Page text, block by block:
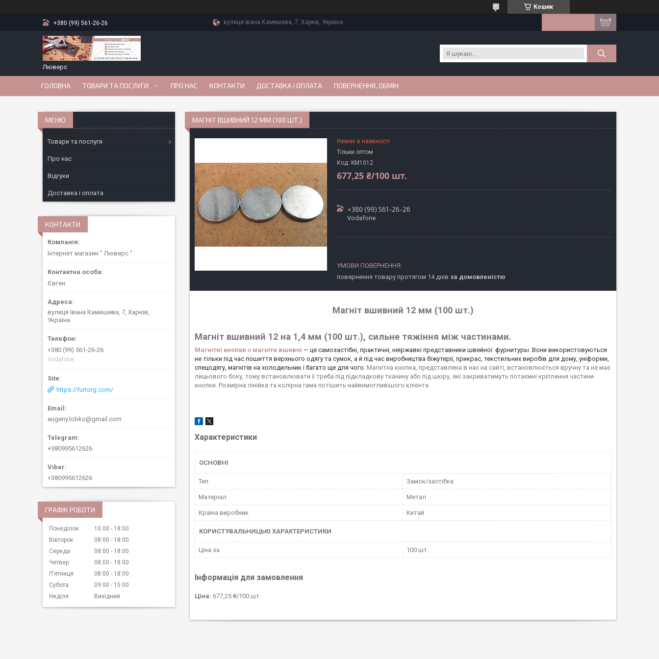
Кошик
+380 (99) 561-26-26 вулиця Івана Камишева, 7, Харків, Україна
Люверс
ГОЛОВНА ТОВАРИ ТА ПОСЛУГИ ПРО НАС КОНТАКТИ ДОСТАВКА І ОПЛАТА ПОВЕРНЕННЯ, ОБМІН
МАГНІТ ВШИВНИЙ 12 ММ (100 ШТ.)
Немає в наявності
Тільки оптом
Код: KM1012
677,25 ₴/100 шт.
+380 (99) 561-26-26
Vodafone
повернення товару протягом 14 днів за домовленістю
Магніт вшивний 12 мм (100 шт.)
Магніт вшивний 12 на 1,4 мм (100 шт.), сильне тяжіння між частинами.
Магнітні кнопки и магніти вшивні — це самозастібні, практичні, неіржавкі представники швейної фурнитуры. Вони використовуються
не тільки під час пошиття верхнього одягу та сумок, а й під час виробництва біжутерії, прикрас, текстильних виробів для дому, уніформи,
спецодягу, магнітів на холодильник і багато ще для чого. Магнітна кнопка, представлена в нас на сайті, встановлюється вручну та не має
лицьового боку, тому встановлювати її треба під підкладкову тканину або під шкіру, які закриватимуть потаємні кріплення частини
кнопки. Розмірна лінійка та колірна гама потішить найвимогливішого клієнта.
Характеристики
ОСНОВНІ
Тип Замок/застібка
Матеріал Метал
Країна виробник Китай
КОРИСТУВАЛЬНИЦЬКІ ХАРАКТЕРИСТИКИ
Ціна за 100 шт
Інформація для замовлення
Ціна: 677,25 ₴/100 шт.
Товари та послуги
Про нас
Відгуки
Доставка і оплата
КОНТАКТИ
Інтернет магазин " Люверс "
Євген
вулиця Івана Камишева, 7, Харків,
Україна
+380 (99) 561-26-26
Vodafone
https://furtorg.com/
eugeny.lobko@gmail.com
+380995612626
+380995612626
ГРАФІК РОБОТИ
Понеділок 10:00
18:00
Вівторок
08:00
18:00
Середа
08:00
18:00
Четвер
08:00
18:00
Пʼятниця
08:00
18:00
Субота
09:00
15:00
Неділя
Вихідний